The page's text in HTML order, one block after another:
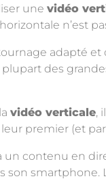
une vidéo
n’est
adapté et
des
vidéo verticale,
premier (et
un contenu en
son